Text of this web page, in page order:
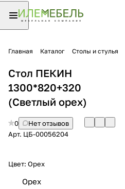
Главная Каталог Столы и стулья
Стол ПЕКИН
1300*820+320
(Светлый орех)
0
Нет отзывов
Арт. ЦБ-00056204
Цвет: Орех
Орех